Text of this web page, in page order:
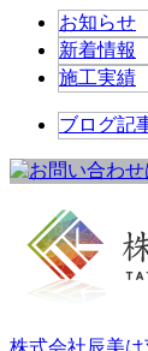
お知らせ
新着情報
施工実績
ブログ記